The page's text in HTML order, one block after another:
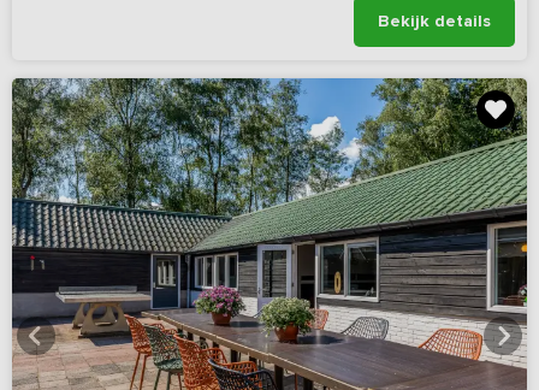
Bekijk details